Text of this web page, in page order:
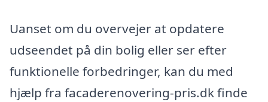
Uanset om du overvejer at opdatere
udseendet på din bolig eller ser efter
funktionelle forbedringer, kan du med
hjælp fra facaderenovering-pris.dk finde